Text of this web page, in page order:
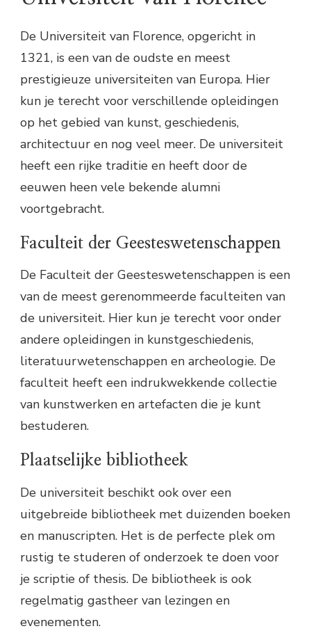
De Universiteit van Florence, opgericht in
1321, is een van de oudste en meest
prestigieuze universiteiten van Europa. Hier
kun je terecht voor verschillende opleidingen
op het gebied van kunst, geschiedenis,
architectuur en nog veel meer. De universiteit
heeft een rijke traditie en heeft door de
eeuwen heen vele bekende alumni
voortgebracht.
Faculteit der Geesteswetenschappen
De Faculteit der Geesteswetenschappen is een
van de meest gerenommeerde faculteiten van
de universiteit. Hier kun je terecht voor onder
andere opleidingen in kunstgeschiedenis,
literatuurwetenschappen en archeologie. De
faculteit heeft een indrukwekkende collectie
van kunstwerken en artefacten die je kunt
bestuderen.
Plaatselijke bibliotheek
De universiteit beschikt ook over een
uitgebreide bibliotheek met duizenden boeken
en manuscripten. Het is de perfecte plek om
rustig te studeren of onderzoek te doen voor
je scriptie of thesis. De bibliotheek is ook
regelmatig gastheer van lezingen en
evenementen.